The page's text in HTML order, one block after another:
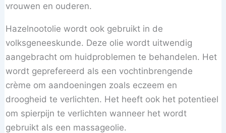
vrouwen en ouderen.
Hazelnootolie wordt ook gebruikt in de
volksgeneeskunde. Deze olie wordt uitwendig
aangebracht om huidproblemen te behandelen. Het
wordt geprefereerd als een vochtinbrengende
crème om aandoeningen zoals eczeem en
droogheid te verlichten. Het heeft ook het potentieel
om spierpijn te verlichten wanneer het wordt
gebruikt als een massageolie.